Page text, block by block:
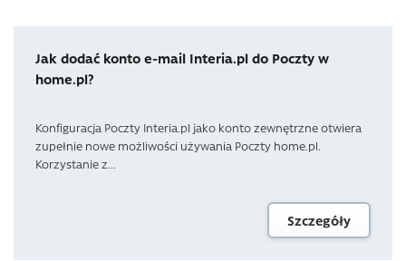
Jak dodać konto e-mail Interia.pl do Poczty w
home.pl?
Konfiguracja Poczty Interia.pl jako konto zewnętrzne otwiera
zupełnie nowe możliwości używania Poczty home.pl.
Korzystanie z...
Szczegóły